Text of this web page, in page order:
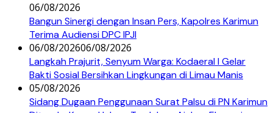
06/08/2026
Bangun Sinergi dengan Insan Pers, Kapolres Karimun
Terima Audiensi DPC IPJI
06/08/202606/08/2026
Langkah Prajurit, Senyum Warga: Kodaeral I Gelar
Bakti Sosial Bersihkan Lingkungan di Limau Manis
05/08/2026
Sidang Dugaan Penggunaan Surat Palsu di PN Karimun